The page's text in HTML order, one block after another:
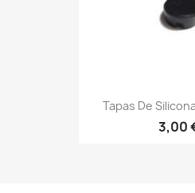
Tapas De
3,00